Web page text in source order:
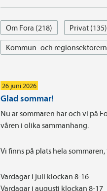
Om Fora (218) Privat (135)
Kommun- och
26 juni 2026
Glad sommar!
Nu är sommaren här och vi på
våren i olika sammanhang.
Vi finns på plats hela
Vardagar i juli klockan 8-16
Vardagar i augusti klockan 8-17